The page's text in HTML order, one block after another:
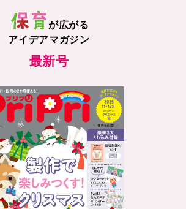
が広がる
アイデアマガジン
最新号